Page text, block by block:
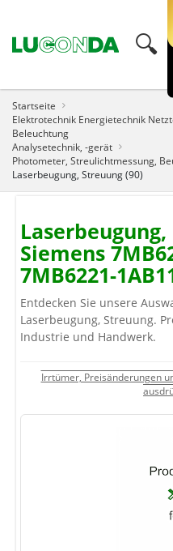
🔍︎
Startseite
Elektrotechnik Energietechnik
Beleuchtung
Analysetechnik, -gerät
Photometer, Streulichtmessung,
Laserbeugung, Streuung (90)
Siemens
7MB6221-
Entdecken Sie unsere
Laserbeugung, Streuung.
Industrie und Handwerk.
Irrtümer, Preisänderungen